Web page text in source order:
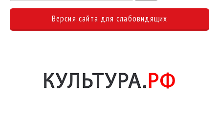
Версия сайта для слабовидящих